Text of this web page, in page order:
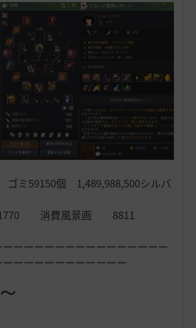
ゴミ59150個 1,489,988,500シルバ
消費風景画 8811
ーーーーーーーーーーーーーーー
ーーーーーーーーーーー